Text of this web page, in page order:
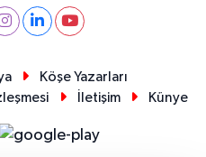
Köşe Yazarları
İletişim Künye